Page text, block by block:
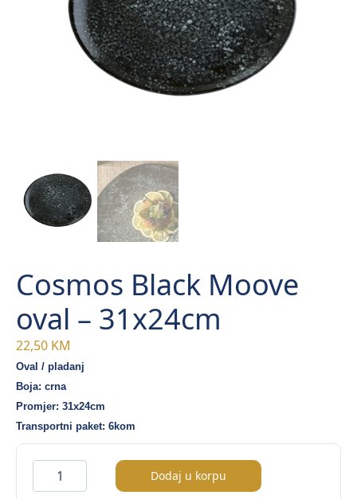
Cosmos Black Moove
oval – 31x24cm
22,50 KM
Oval / pladanj
Boja: crna
Promjer: 31x24cm
Transportni paket: 6kom
Cosmos
Black
Dodaj u korpu